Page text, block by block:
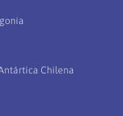
Chilena